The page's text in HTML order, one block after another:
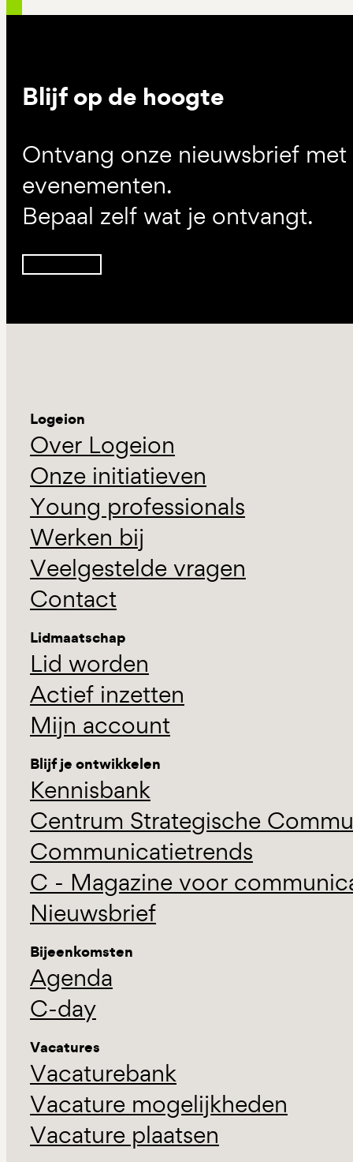
Blijf op de hoogte
Ontvang onze nieuwsbrief
evenementen.
Bepaal zelf wat je ontvangt.
Logeion
Over Logeion
Onze initiatieven
Young professionals
Werken bij
Veelgestelde vragen
Contact
Lidmaatschap
Lid worden
Actief inzetten
Mijn account
Blijf je ontwikkelen
Kennisbank
Centrum Strategische
Communicatietrends
C - Magazine voor
Nieuwsbrief
Bijeenkomsten
Agenda
C-day
Vacatures
Vacaturebank
Vacature mogelijkheden
Vacature plaatsen